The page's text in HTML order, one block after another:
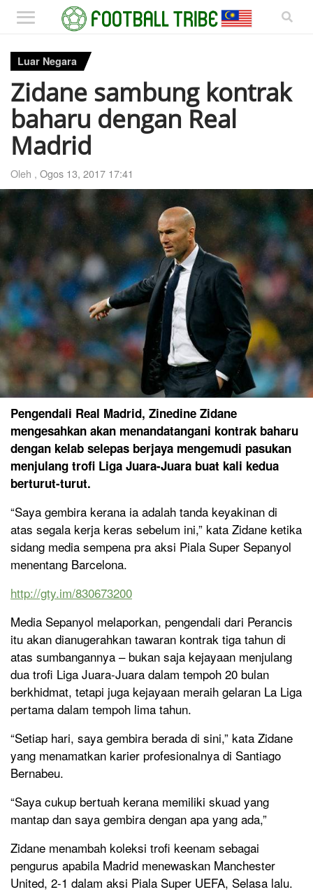
Luar Negara
Zidane sambung kontrak
baharu dengan Real
Madrid
Oleh , Ogos 13, 2017 17:41
Pengendali Real Madrid, Zinedine Zidane
mengesahkan akan menandatangani kontrak baharu
dengan kelab selepas berjaya mengemudi pasukan
menjulang trofi Liga Juara-Juara buat kali kedua
berturut-turut.
“Saya gembira kerana ia adalah tanda keyakinan di
atas segala kerja keras sebelum ini,” kata Zidane ketika
sidang media sempena pra aksi Piala Super Sepanyol
menentang Barcelona.
http://gty.im/830673200
Media Sepanyol melaporkan, pengendali dari Perancis
itu akan dianugerahkan tawaran kontrak tiga tahun di
atas sumbangannya – bukan saja kejayaan menjulang
dua trofi Liga Juara-Juara dalam tempoh 20 bulan
berkhidmat, tetapi juga kejayaan meraih gelaran La Liga
pertama dalam tempoh lima tahun.
“Setiap hari, saya gembira berada di sini,” kata Zidane
yang menamatkan karier profesionalnya di Santiago
Bernabeu.
“Saya cukup bertuah kerana memiliki skuad yang
mantap dan saya gembira dengan apa yang ada,”
Zidane menambah koleksi trofi keenam sebagai
pengurus apabila Madrid menewaskan Manchester
United, 2-1 dalam aksi Piala Super UEFA, Selasa lalu.